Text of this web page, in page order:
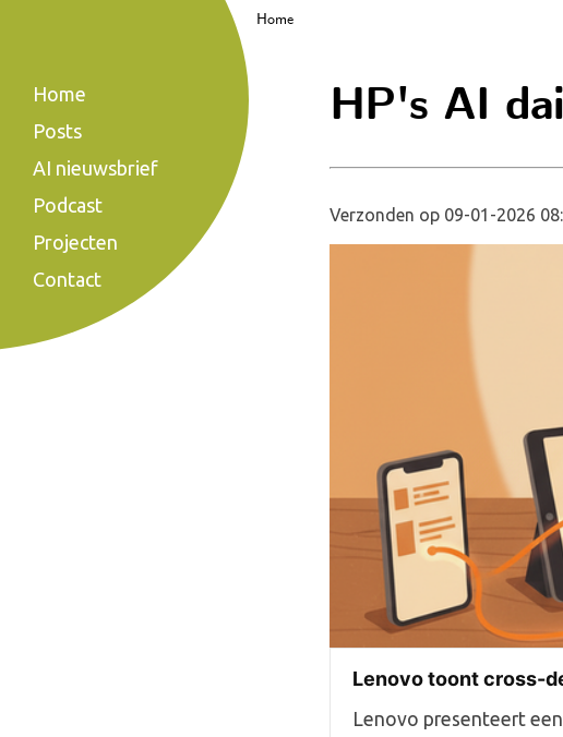
Home
Home
Posts
AI nieuwsbrief
Podcast
Projecten
Contact
HP's AI
Verzonden op 09-01-2026
Lenovo toont cross-
Lenovo presenteert